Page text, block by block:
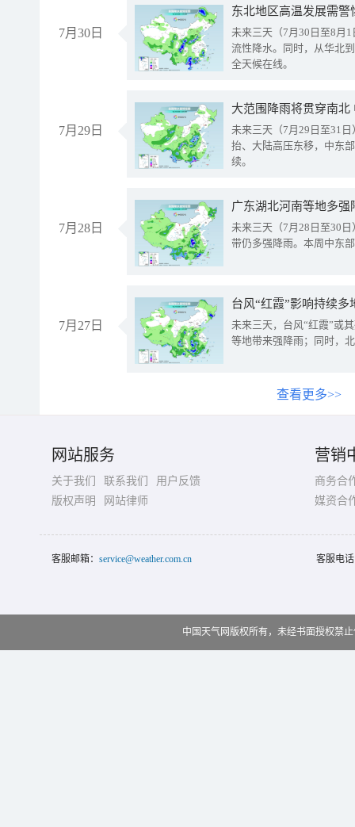
7月30日
东北地区高温发展需
未来三天（7月30日至8月
流性降水。同时，从华北
全天候在线。
7月29日
大范围降雨将贯穿南
未来三天（7月29日至31
抬、大陆高压东移，中东
续。
7月28日
广东湖北河南等地多
未来三天（7月28日至30
带仍多强降雨。本周中东
7月27日
台风“红霞”影响持续
未来三天，台风“红霞”或
等地带来强降雨；同时，
查看更多>>
网站服务
关于我们 联系我们
用户反馈
版权声明
网站律师
营销
商务合
媒资合
客服邮箱： service@weather.com.cn 客服电
中国天气网版权所有，未经书面授权